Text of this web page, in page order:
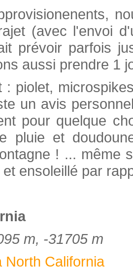
(avec l'envoi
prévoir parfois
aussi prendre 1
: piolet,
un avis
pour quelque
pluie et
! ... même
ensoleillé par
m, -31705 m
North California